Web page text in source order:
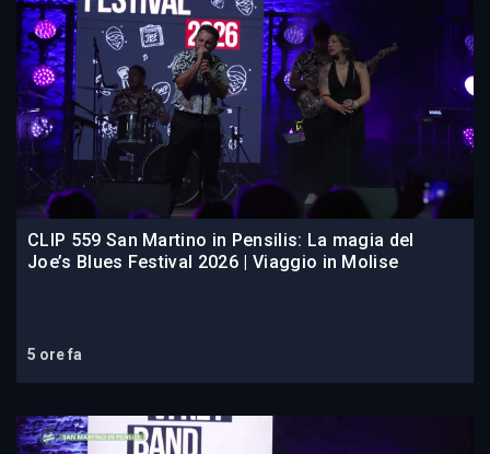
CLIP 559 San Martino in Pensilis: La magia del
Joe’s Blues Festival 2026 | Viaggio in Molise
5 ore fa